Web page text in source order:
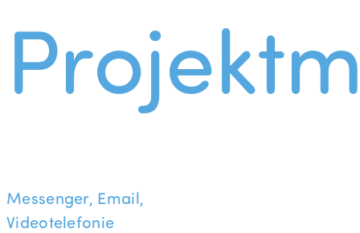
Messenger, Email,
Videotelefonie